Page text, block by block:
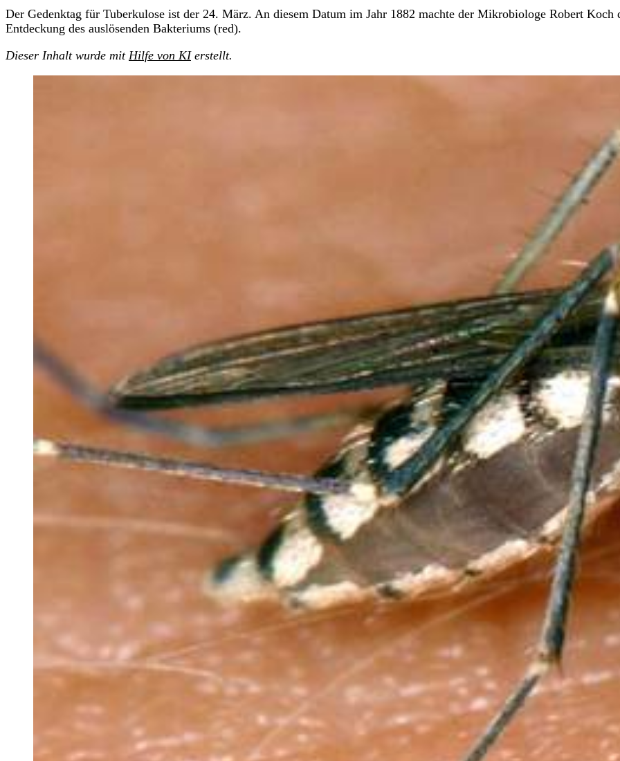
Der Gedenktag für Tuberkulose ist der 24. März. An diesem Datum im Jahr 1882 machte der Mikrobiologe Robert Koch
Entdeckung des auslösenden Bakteriums (red).
Dieser Inhalt wurde mit Hilfe von KIerstellt.